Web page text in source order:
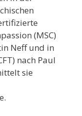
(MSC)
Neff und in
nach Paul
sie